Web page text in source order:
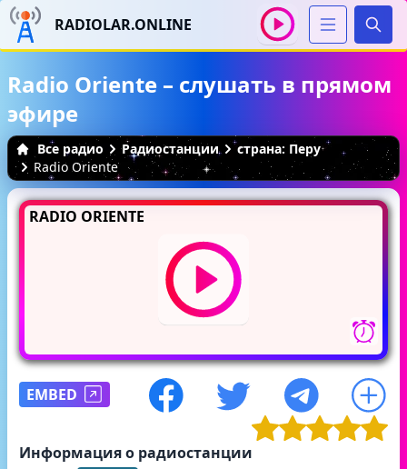
RADIOLAR.ONLINE
Radio Oriente – слушать в прямом
эфире
Все радио Радиостанции
страна: Перу
Radio Oriente
RADIO ORIENTE
EMBED
Информация о радиостанции